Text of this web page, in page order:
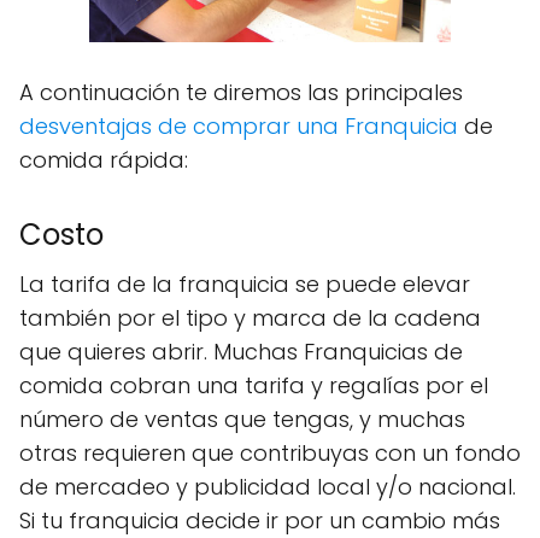
A continuación te diremos las principales
desventajas de comprar una Franquicia de
comida rápida:
Costo
La tarifa de la franquicia se puede elevar
también por el tipo y marca de la cadena
que quieres abrir. Muchas Franquicias de
comida cobran una tarifa y regalías por el
número de ventas que tengas, y muchas
otras requieren que contribuyas con un fondo
de mercadeo y publicidad local y/o nacional.
Si tu franquicia decide ir por un cambio más